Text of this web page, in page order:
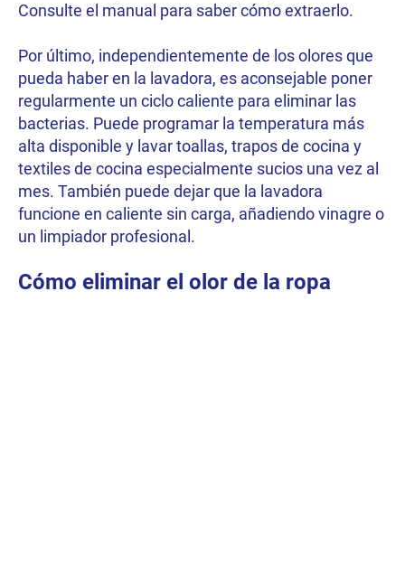
Consulte el manual para saber cómo extraerlo.
Por último, independientemente de los olores que
pueda haber en la lavadora, es aconsejable poner
regularmente un ciclo caliente para eliminar las
bacterias. Puede programar la temperatura más
alta disponible y lavar toallas, trapos de cocina y
textiles de cocina especialmente sucios una vez al
mes. También puede dejar que la lavadora
funcione en caliente sin carga, añadiendo vinagre o
un limpiador profesional.
Cómo eliminar el olor de la ropa